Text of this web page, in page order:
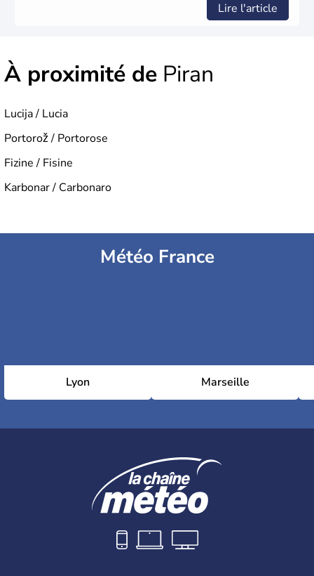
Lire l'article
À proximité de Piran
Lucija / Lucia
Portorož / Portorose
Fizine / Fisine
Karbonar / Carbonaro
Météo France
Lyon Marseille